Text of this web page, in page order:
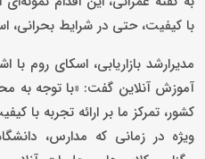
با کیفیت، حتی در شرایط بحرانی،
مدیرارشد بازاریابی، اسکای روم
آموزش آنلاین گفت: «با توجه به
کشور، تمرکز ما بر ارائه تجربه با
ویژه در زمانی که مدارس،